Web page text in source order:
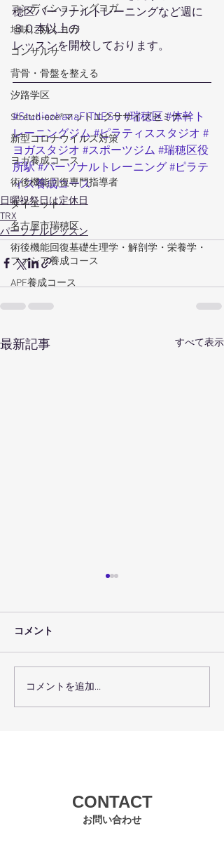
コンディショニングヨガ
地味に効くヨガ
コンサルサ
背骨・骨盤を整える
汐路学区
Stretch-eze®マットエクササイズセミナー
新型コロナウイルス対策
ヨガ養成コース
術後機能回復専門指導者
ダイエット
名古屋市瑞穂区
術後機能回復基礎生理学・解剖学・栄養学・
ファシア養成コース
APF養成コース
穂区パーソナルトレーニングなど週に
３０本以上の
レッスンを開校しております。
#StudioohanaFITNESS #瑞穂区 #体幹ト
レーニングジム #ピラティススタジオ #
ヨガスタジオ #スポーツジム #瑞穂区役
所駅 #パーソナルトレーニング #ピラテ
ィス養成コース
日曜祝祭日は定休日
TRX
パーソナルレッスン
最新記事 すべて表示
７月３０日（金）のレッ
スン予定
コメント
コメントを追加…
お問い合わせ
CONTACT